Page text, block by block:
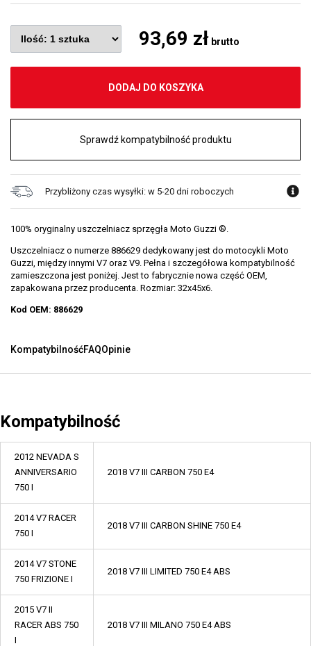
93,69 zł brutto
DODAJ DO KOSZYKA
Sprawdź kompatybilność produktu
Przybliżony czas wysyłki: w 5-20 dni roboczych
100% oryginalny uszczelniacz sprzęgła Moto Guzzi ®.
Uszczelniacz o numerze 886629 dedykowany jest do motocykli Moto
Guzzi, między innymi V7 oraz V9. Pełna i szczegółowa kompatybilność
zamieszczona jest poniżej. Jest to fabrycznie nowa część OEM,
zapakowana przez producenta. Rozmiar: 32x45x6.
Kod OEM: 886629
KompatybilnośćFAQOpinie
Kompatybilność
2012 NEVADA S
ANNIVERSARIO
750 I
2018 V7 III CARBON 750 E4
2014 V7 RACER
750 I
2018 V7 III CARBON SHINE 750 E4
2014 V7 STONE
750 FRIZIONE I
2018 V7 III LIMITED 750 E4 ABS
2015 V7 II
RACER ABS 750
I
2018 V7 III MILANO 750 E4 ABS